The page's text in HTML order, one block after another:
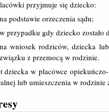
przyjmuje się dziecko:
na podstawie orzeczenia sądu;
w przypadku gdy dziecko zostało
na wniosek rodziców, dziecka
związku z przemocą w rodzinie.
dziecka w placówce
lub umieszczenia w rodzinie